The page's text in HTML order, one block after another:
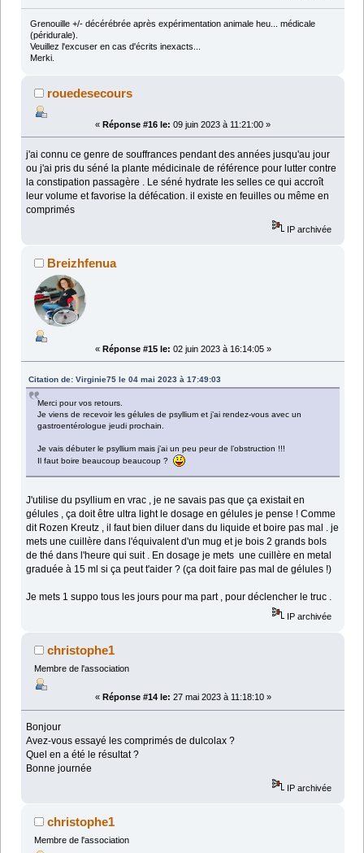
Grenouille +/- décérébrée après expérimentation animale heu... médicale
(péridurale).
Veuillez l'excuser en cas d'écrits inexacts...
Merki.
rouedesecours
« Réponse #16 le: 09 juin 2023 à 11:21:00 »
j'ai connu ce genre de souffrances pendant des années jusqu'au jour
ou j'ai pris du séné la plante médicinale de référence pour lutter contre
la constipation passagère . Le séné hydrate les selles ce qui accroît
leur volume et favorise la défécation. il existe en feuilles ou même en
comprimés
IP archivée
Breizhfenua
« Réponse #15 le: 02 juin 2023 à 16:14:05 »
Citation de: Virginie75 le 04 mai 2023 à 17:49:03
Merci pour vos retours.
Je viens de recevoir les gélules de psyllium et j’ai rendez-vous avec un
gastroentérologue jeudi prochain.
Je vais débuter le psyllium mais j’ai un peu peur de l’obstruction !!!
Il faut boire beaucoup beaucoup ?
J'utilise du psyllium en vrac , je ne savais pas que ça existait en
gélules , ça doit être ultra light le dosage en gélules je pense ! Comme
dit Rozen Kreutz , il faut bien diluer dans du liquide et boire pas mal . je
mets une cuillère dans l'équivalent d'un mug et je bois 2 grands bols
de thé dans l'heure qui suit . En dosage je mets une cuillère en metal
graduée à 15 ml si ça peut t'aider ? (ça doit faire pas mal de gélules !)
Je mets 1 suppo tous les jours pour ma part , pour déclencher le truc .
IP archivée
christophe1
Membre de l'association
« Réponse #14 le: 27 mai 2023 à 11:18:10 »
Bonjour
Avez-vous essayé les comprimés de dulcolax ?
Quel en a été le résultat ?
Bonne journée
IP archivée
christophe1
Membre de l'association